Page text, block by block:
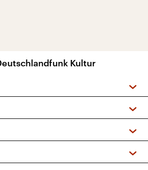
Kultur
und Podcasts
Kinderprogramm
(UKW + DAB+)